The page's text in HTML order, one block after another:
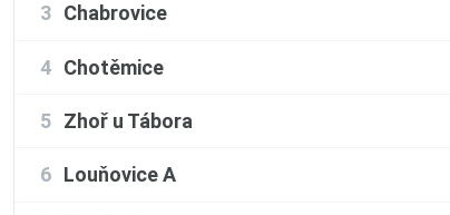
3 Chabrovice
4 Chotěmice
5 Zhoř u Tábora
6 Louňovice A